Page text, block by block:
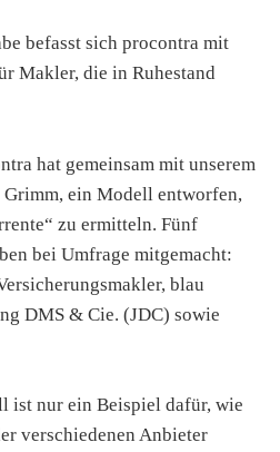
befasst sich procontra mit
Makler, die in Ruhestand
hat gemeinsam mit unserem
ein Modell entworfen,
zu ermitteln. Fünf
bei Umfrage mitgemacht:
blau
DMS & Cie. (JDC) sowie
ist nur ein Beispiel dafür, wie
verschiedenen Anbieter